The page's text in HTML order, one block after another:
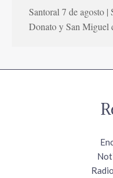
Santoral 7 de agosto
Donato y San Miguel